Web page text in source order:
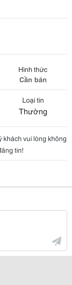
Hình thức
Cần bán
Loại tin
Thường
vui lòng không
tin!